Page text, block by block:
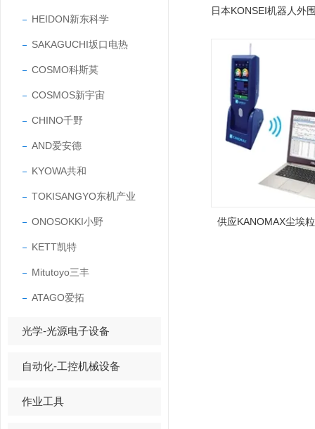
HEIDON新东科学
SAKAGUCHI坂口电热
COSMO科斯莫
COSMOS新宇宙
CHINO千野
AND爱安德
KYOWA共和
TOKISANGYO东机产业
ONOSOKKI小野
KETT凯特
Mitutoyo三丰
ATAGO爱拓
光学-光源电子设备
自动化-工控机械设备
作业工具
供应KANOMAX尘埃